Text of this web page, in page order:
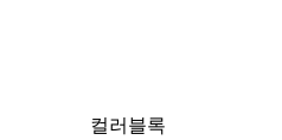
컬러블록